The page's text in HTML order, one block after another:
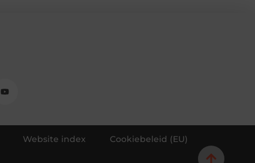
Website index Cookiebeleid (EU)